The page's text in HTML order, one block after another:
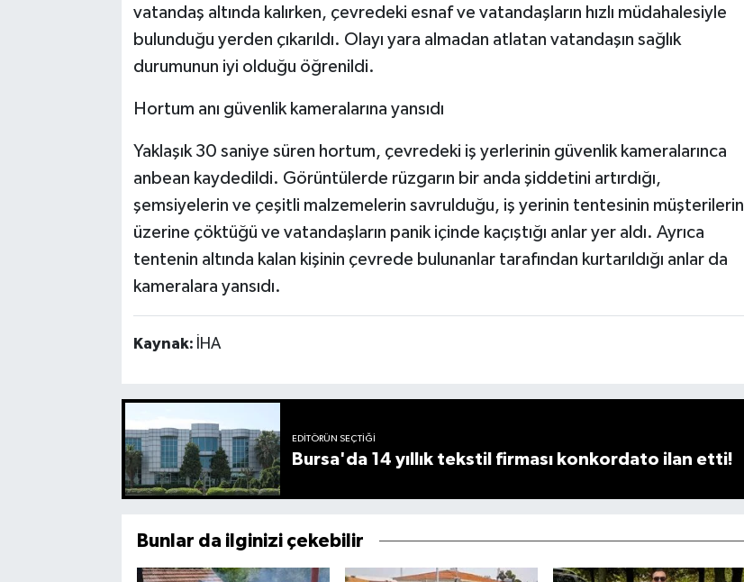
vatandaş altında kalırken, çevredeki esnaf ve vatandaşların hızlı müdahalesiyle
bulunduğu yerden çıkarıldı. Olayı yara almadan atlatan vatandaşın sağlık
durumunun iyi olduğu öğrenildi.
Hortum anı güvenlik kameralarına yansıdı
Yaklaşık 30 saniye süren hortum, çevredeki iş yerlerinin güvenlik kameralarınca
anbean kaydedildi. Görüntülerde rüzgarın bir anda şiddetini artırdığı,
şemsiyelerin ve çeşitli malzemelerin savrulduğu, iş yerinin tentesinin müşterilerin
üzerine çöktüğü ve vatandaşların panik içinde kaçıştığı anlar yer aldı. Ayrıca
tentenin altında kalan kişinin çevrede bulunanlar tarafından kurtarıldığı anlar da
kameralara yansıdı.
Kaynak: İHA
EDITÖRÜN SEÇTIĞI
Bursa'da 14 yıllık tekstil firması konkordato ilan etti!
Bunlar da ilginizi çekebilir